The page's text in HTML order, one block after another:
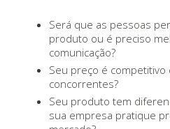
Será que as pessoas
produto ou é preciso
comunicação?
Seu preço é competitivo
concorrentes?
Seu produto tem
sua empresa pratique